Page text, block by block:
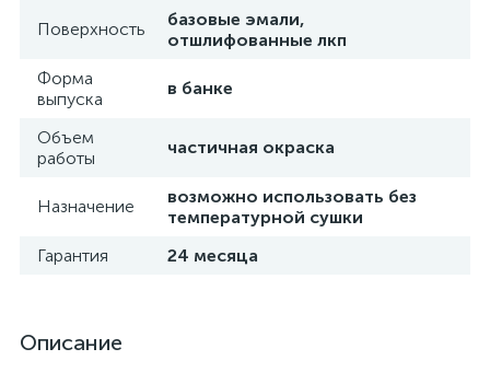
Поверхность
базовые эмали,
отшлифованные лкп
Форма
выпуска
в банке
Объем
работы
частичная окраска
Назначение
возможно использовать без
температурной сушки
Гарантия
24 месяца
Описание